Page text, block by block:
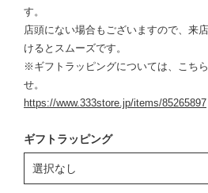
す。
店頭にない場合もございますので、来
けるとスムーズです。
※ギフトラッピングについては、こち
せ。
https://www.333store.jp/items/85265897
ギフトラッピング